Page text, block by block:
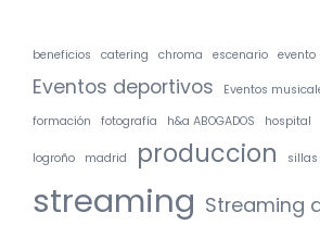
beneficios catering chroma escenario evento
Eventos deportivos Eventos
formación
fotografía h&a ABOGADOS hospital
logroño madrid produccion sillas
streaming Streaming